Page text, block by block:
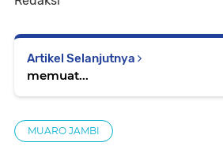
Artikel Selanjutnya
memuat...
MUARO JAMBI